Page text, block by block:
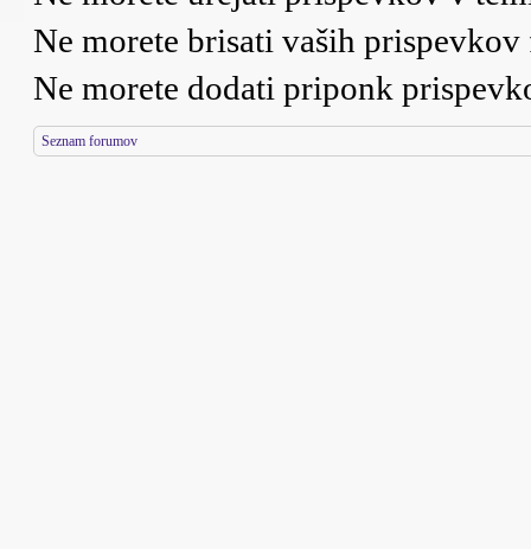
Ne morete brisati vaših
Ne morete dodati priponk
Seznam forumov